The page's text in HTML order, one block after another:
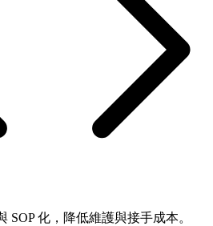
SOP 化，降低維護與接手成本。